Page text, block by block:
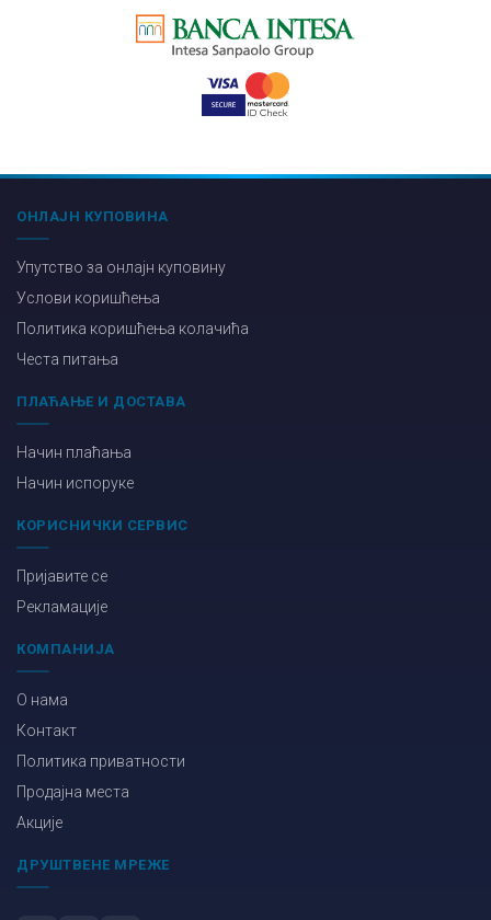
ОНЛАЈН КУПОВИНА
Упутство за онлајн куповину
Услови коришћења
Политика коришћења колачића
Честа питања
ПЛАЋАЊЕ И ДОСТАВА
Начин плаћања
Начин испоруке
КОРИСНИЧКИ СЕРВИС
Пријавите се
Рекламације
КОМПАНИЈА
О нама
Контакт
Политика приватности
Продајна места
Акције
ДРУШТВЕНЕ МРЕЖЕ